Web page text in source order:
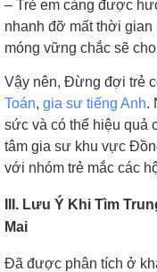
– Trẻ em càng được
nhanh đỡ mất thời gian
móng vững chắc sẽ
Vậy nên, Đừng đợi trẻ
Toán, gia sư tiếng Anh.
sức và có thể hiệu quả
tâm gia sư khu vực
với nhóm trẻ mắc các
III. Lưu Ý Khi Tìm
Mai
Đã được phân tích ở